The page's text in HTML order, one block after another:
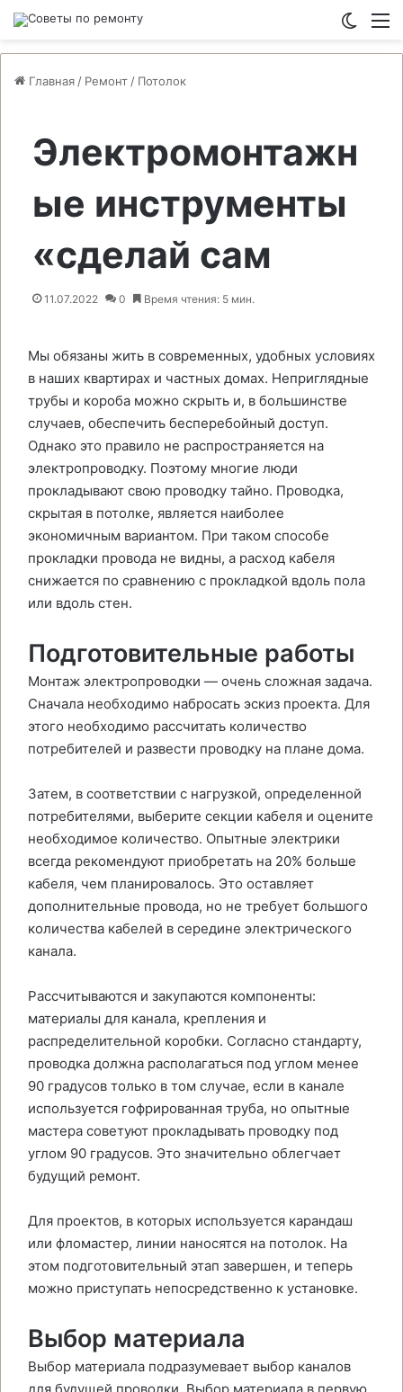
Главная / Ремонт / Потолок
Электромонтажн
ые инструменты
«сделай сам
11.07.2022 0 Время чтения: 5 мин.
Мы обязаны жить в современных, удобных условиях
в наших квартирах и частных домах. Неприглядные
трубы и короба можно скрыть и, в большинстве
случаев, обеспечить бесперебойный доступ.
Однако это правило не распространяется на
электропроводку. Поэтому многие люди
прокладывают свою проводку тайно. Проводка,
скрытая в потолке, является наиболее
экономичным вариантом. При таком способе
прокладки провода не видны, а расход кабеля
снижается по сравнению с прокладкой вдоль пола
или вдоль стен.
Подготовительные работы
Монтаж электропроводки — очень сложная задача.
Сначала необходимо набросать эскиз проекта. Для
этого необходимо рассчитать количество
потребителей и развести проводку на плане дома.
Затем, в соответствии с нагрузкой, определенной
потребителями, выберите секции кабеля и оцените
необходимое количество. Опытные электрики
всегда рекомендуют приобретать на 20% больше
кабеля, чем планировалось. Это оставляет
дополнительные провода, но не требует большого
количества кабелей в середине электрического
канала.
Рассчитываются и закупаются компоненты:
материалы для канала, крепления и
распределительной коробки. Согласно стандарту,
проводка должна располагаться под углом менее
90 градусов только в том случае, если в канале
используется гофрированная труба, но опытные
мастера советуют прокладывать проводку под
углом 90 градусов. Это значительно облегчает
будущий ремонт.
Для проектов, в которых используется карандаш
или фломастер, линии наносятся на потолок. На
этом подготовительный этап завершен, и теперь
можно приступать непосредственно к установке.
Выбор материала
Выбор материала подразумевает выбор каналов